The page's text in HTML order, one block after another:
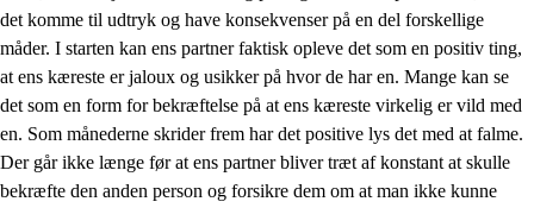
det komme til udtryk og have konsekvenser på en del forskellige
måder. I starten kan ens partner faktisk opleve det som en positiv ting,
at ens kæreste er jaloux og usikker på hvor de har en. Mange kan se
det som en form for bekræftelse på at ens kæreste virkelig er vild med
en. Som månederne skrider frem har det positive lys det med at falme.
Der går ikke længe før at ens partner bliver træt af konstant at skulle
bekræfte den anden person og forsikre dem om at man ikke kunne